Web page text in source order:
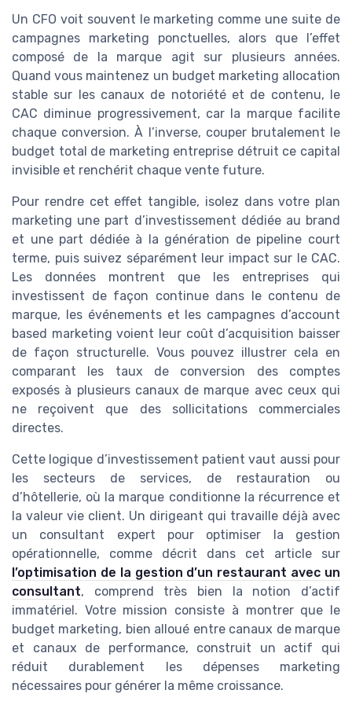
Un CFO voit souvent le marketing comme une suite de
campagnes marketing ponctuelles, alors que l’effet
composé de la marque agit sur plusieurs années.
Quand vous maintenez un budget marketing allocation
stable sur les canaux de notoriété et de contenu, le
CAC diminue progressivement, car la marque facilite
chaque conversion. À l’inverse, couper brutalement le
budget total de marketing entreprise détruit ce capital
invisible et renchérit chaque vente future.
Pour rendre cet effet tangible, isolez dans votre plan
marketing une part d’investissement dédiée au brand
et une part dédiée à la génération de pipeline court
terme, puis suivez séparément leur impact sur le CAC.
Les données montrent que les entreprises qui
investissent de façon continue dans le contenu de
marque, les événements et les campagnes d’account
based marketing voient leur coût d’acquisition baisser
de façon structurelle. Vous pouvez illustrer cela en
comparant les taux de conversion des comptes
exposés à plusieurs canaux de marque avec ceux qui
ne reçoivent que des sollicitations commerciales
directes.
Cette logique d’investissement patient vaut aussi pour
les secteurs de services, de restauration ou
d’hôtellerie, où la marque conditionne la récurrence et
la valeur vie client. Un dirigeant qui travaille déjà avec
un consultant expert pour optimiser la gestion
opérationnelle, comme décrit dans cet article sur
l’optimisation de la gestion d’un restaurant avec un
consultant, comprend très bien la notion d’actif
immatériel. Votre mission consiste à montrer que le
budget marketing, bien alloué entre canaux de marque
et canaux de performance, construit un actif qui
réduit durablement les dépenses marketing
nécessaires pour générer la même croissance.